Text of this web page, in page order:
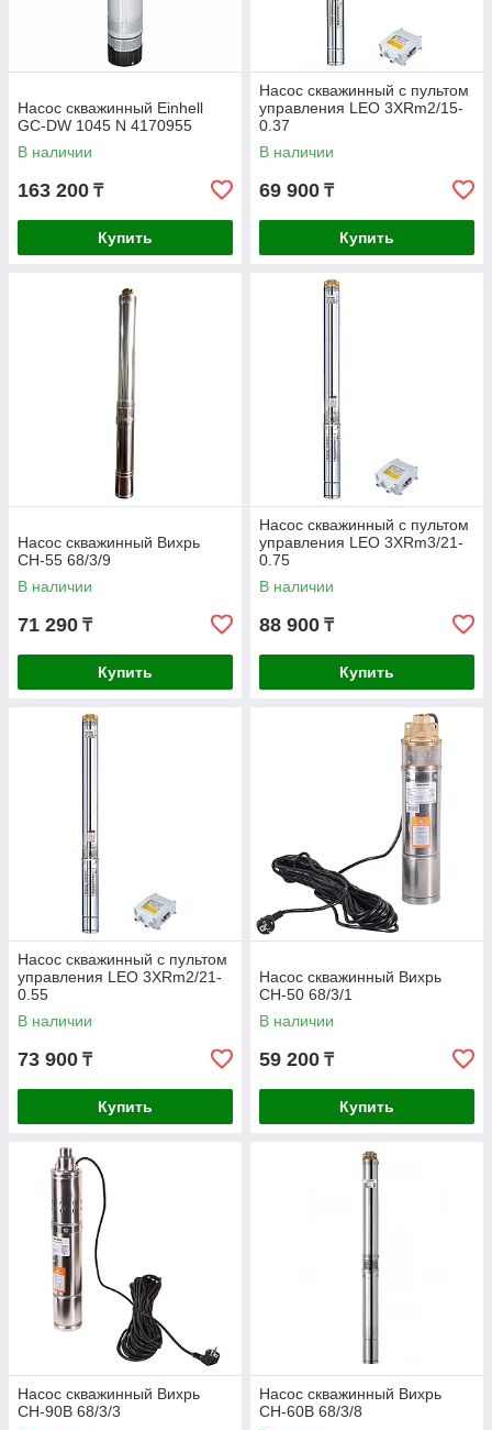
Насос скважинный Einhell
GC-DW 1045 N 4170955
В наличии
163 200 ₸
Купить
Насос скважинный с пультом
управления LEO 3XRm2/15-
0.37
В наличии
69 900 ₸
Купить
Насос скважинный Вихрь
СН-55 68/3/9
В наличии
71 290 ₸
Купить
Насос скважинный с пультом
управления LEO 3XRm3/21-
0.75
В наличии
88 900 ₸
Купить
Насос скважинный с пультом
управления LEO 3XRm2/21-
0.55
В наличии
73 900 ₸
Купить
Насос скважинный Вихрь
СН-50 68/3/1
В наличии
59 200 ₸
Купить
Насос скважинный Вихрь
СН-90В 68/3/3
Насос скважинный Вихрь
СН-60В 68/3/8